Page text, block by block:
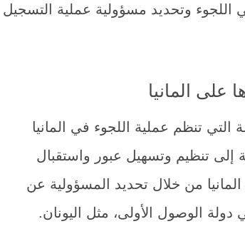
اللجوء وتحديد مسؤولية عملية التسجيل
على المانيا
التي تنظم عملية اللجوء في المانيا
إلى تنظيم وتسهيل عبور واستقبال
من خلال تحديد المسؤولية عن
الوصول الأولى، مثل اليونان.